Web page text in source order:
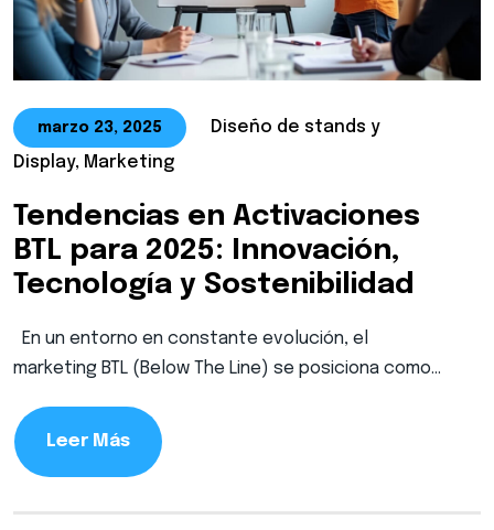
marzo 23, 2025
Diseño de stands y
Display, Marketing
Tendencias en Activaciones
BTL para 2025: Innovación,
Tecnología y Sostenibilidad
En un entorno en constante evolución, el
marketing BTL (Below The Line) se posiciona como…
Leer Más